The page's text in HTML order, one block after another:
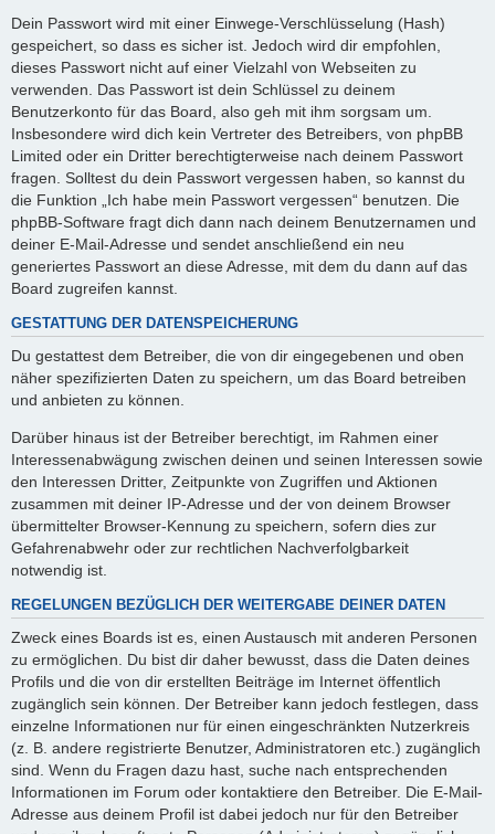
Dein Passwort wird mit einer Einwege-Verschlüsselung (Hash)
gespeichert, so dass es sicher ist. Jedoch wird dir empfohlen,
dieses Passwort nicht auf einer Vielzahl von Webseiten zu
verwenden. Das Passwort ist dein Schlüssel zu deinem
Benutzerkonto für das Board, also geh mit ihm sorgsam um.
Insbesondere wird dich kein Vertreter des Betreibers, von phpBB
Limited oder ein Dritter berechtigterweise nach deinem Passwort
fragen. Solltest du dein Passwort vergessen haben, so kannst du
die Funktion „Ich habe mein Passwort vergessen“ benutzen. Die
phpBB-Software fragt dich dann nach deinem Benutzernamen und
deiner E-Mail-Adresse und sendet anschließend ein neu
generiertes Passwort an diese Adresse, mit dem du dann auf das
Board zugreifen kannst.
GESTATTUNG DER DATENSPEICHERUNG
Du gestattest dem Betreiber, die von dir eingegebenen und oben
näher spezifizierten Daten zu speichern, um das Board betreiben
und anbieten zu können.
Darüber hinaus ist der Betreiber berechtigt, im Rahmen einer
Interessenabwägung zwischen deinen und seinen Interessen sowie
den Interessen Dritter, Zeitpunkte von Zugriffen und Aktionen
zusammen mit deiner IP-Adresse und der von deinem Browser
übermittelter Browser-Kennung zu speichern, sofern dies zur
Gefahrenabwehr oder zur rechtlichen Nachverfolgbarkeit
notwendig ist.
REGELUNGEN BEZÜGLICH DER WEITERGABE DEINER DATEN
Zweck eines Boards ist es, einen Austausch mit anderen Personen
zu ermöglichen. Du bist dir daher bewusst, dass die Daten deines
Profils und die von dir erstellten Beiträge im Internet öffentlich
zugänglich sein können. Der Betreiber kann jedoch festlegen, dass
einzelne Informationen nur für einen eingeschränkten Nutzerkreis
(z. B. andere registrierte Benutzer, Administratoren etc.) zugänglich
sind. Wenn du Fragen dazu hast, suche nach entsprechenden
Informationen im Forum oder kontaktiere den Betreiber. Die E-Mail-
Adresse aus deinem Profil ist dabei jedoch nur für den Betreiber